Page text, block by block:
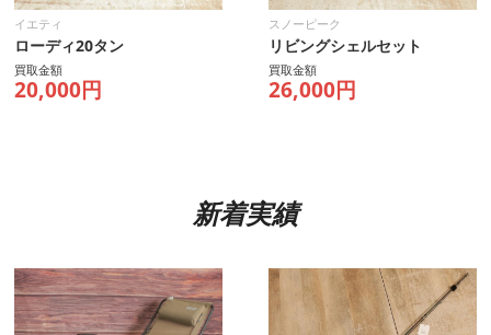
イエティ
ローディ20タン
買取金額
20,000円
スノーピーク
リビングシェルセット
買取金額
26,000円
新着実績